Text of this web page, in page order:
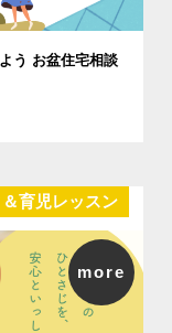
う お盆住宅相談
育児レッスン
more